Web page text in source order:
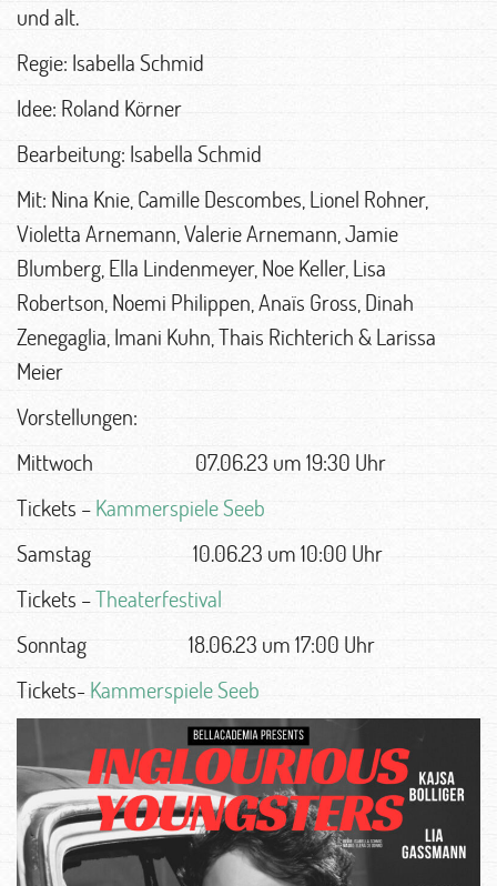
und alt.
Regie: Isabella Schmid
Idee: Roland Körner
Bearbeitung: Isabella Schmid
Mit: Nina Knie, Camille Descombes, Lionel Rohner,
Violetta Arnemann, Valerie Arnemann, Jamie
Blumberg, Ella Lindenmeyer, Noe Keller, Lisa
Robertson, Noemi Philippen, Anaïs Gross, Dinah
Zenegaglia, Imani Kuhn, Thais Richterich & Larissa
Meier
Vorstellungen:
Mittwoch 07.06.23 um 19:30 Uhr
Tickets –Kammerspiele Seeb
Samstag 10.06.23 um 10:00 Uhr
Tickets –Theaterfestival
Sonntag 18.06.23 um 17:00 Uhr
Tickets-Kammerspiele Seeb